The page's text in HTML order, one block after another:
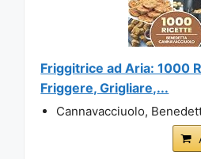
Friggitrice ad Aria: 1000
Friggere, Grigliare,...
Cannavacciuolo,